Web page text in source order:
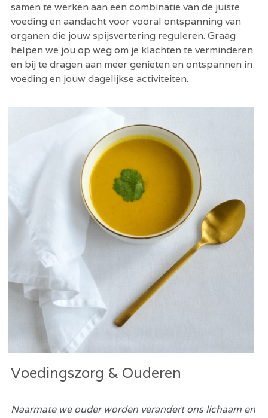
samen te werken aan een combinatie van de juiste
voeding en aandacht voor vooral ontspanning van
organen die jouw spijsvertering reguleren. Graag
helpen we jou op weg om je klachten te verminderen
en bij te dragen aan meer genieten en ontspannen in
voeding en jouw dagelijkse activiteiten.
Voedingszorg & Ouderen
Naarmate we ouder worden verandert ons lichaam en